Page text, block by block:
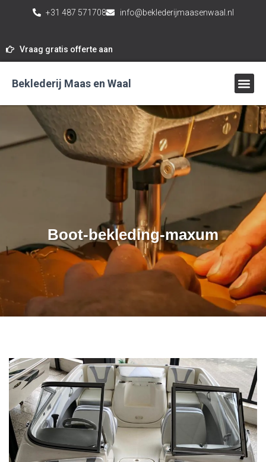
+31 487 571708 info@beklederijmaasenwaal.nl
Vraag gratis offerte aan
Beklederij Maas en Waal
Boot-bekleding-maxum